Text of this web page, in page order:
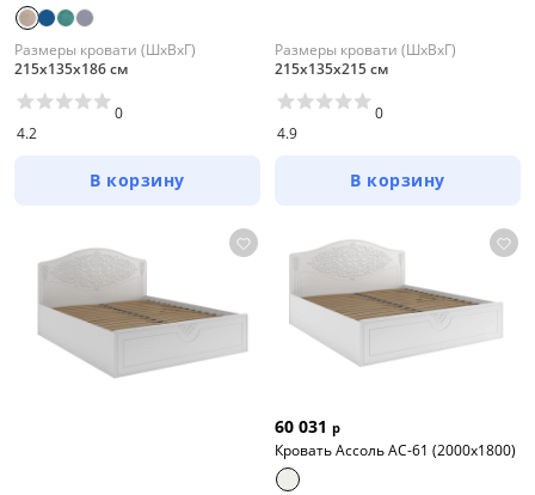
Размеры кровати (ШхВхГ)
215х135х186 см
4.2
0
В корзину
Размеры кровати (ШхВхГ)
215х135х215 см
4.9
0
В корзину
60 031 р
Кровать Ассоль АС-61 (2000х1800)